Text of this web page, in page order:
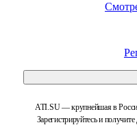
ATI.SU — крупнейшая в
Зарегистрируйтесь и